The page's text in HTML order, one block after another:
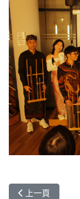
上一篇文章:
上一頁